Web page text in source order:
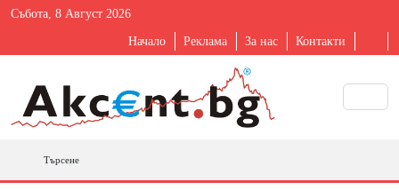
Събота, 8 Август 2026
Начало Реклама За нас Контакти
Търсене